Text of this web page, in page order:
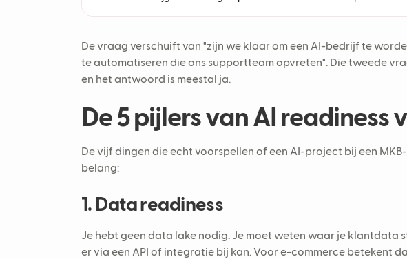
De vraag verschuift van "zijn we klaar om een AI-bedrijf te
te automatiseren die ons supportteam opvreten". Die tweede
en het antwoord is meestal ja.
De 5 pijlers van AI readiness
De vijf dingen die echt voorspellen of een AI-project bij een
belang:
1. Data readiness
Je hebt geen data lake nodig. Je moet weten waar je klantdata
er via een API of integratie bij kan. Voor e-commerce betekent